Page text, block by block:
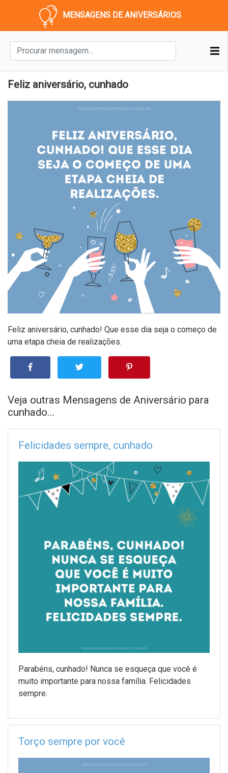
MENSAGENS DE ANIVERSÁRIOS
Feliz aniversário, cunhado
Feliz aniversário, cunhado! Que esse dia seja o começo de
uma etapa cheia de realizações.
Veja outras Mensagens de Aniversário para
cunhado...
Felicidades sempre, cunhado
Parabéns, cunhado! Nunca se esqueça que você é
muito importante para nossa família. Felicidades
sempre.
Torço sempre por você